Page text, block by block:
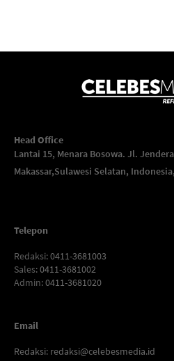
Head Office
Lantai 15, Menara Bosowa. Jl.
Makassar,Sulawesi Selatan,
Telepon
Redaksi: 0411-3681003
Sales: 0411-3681002
Admin: 0411-3681020
Email
Redaksi: redaksi@celebesmedia.id